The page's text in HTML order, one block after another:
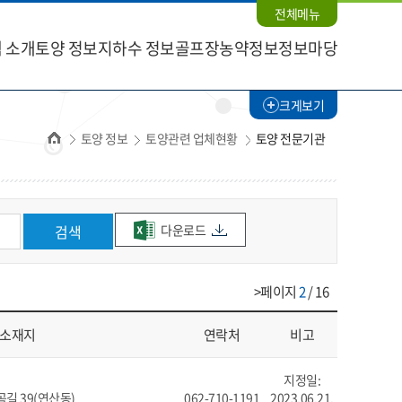
소개토양 정보지하수 정보골프장농약정보정보마당
전체메뉴
홈 토양 정보 토양관련 업체현황 토양 전문기관
크게보기
검색 다운로드
>페이지2/ 16
소재지 연락처 비고
길 39(연산동) 062-710-1191
지정일:
2023.06.21.